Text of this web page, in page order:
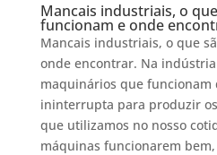
Mancais industriais, o
funcionam e onde
Mancais industriais, o que
onde encontrar. Na
maquinários que funcionam
ininterrupta para produzir
que utilizamos no nosso
máquinas funcionarem bem,